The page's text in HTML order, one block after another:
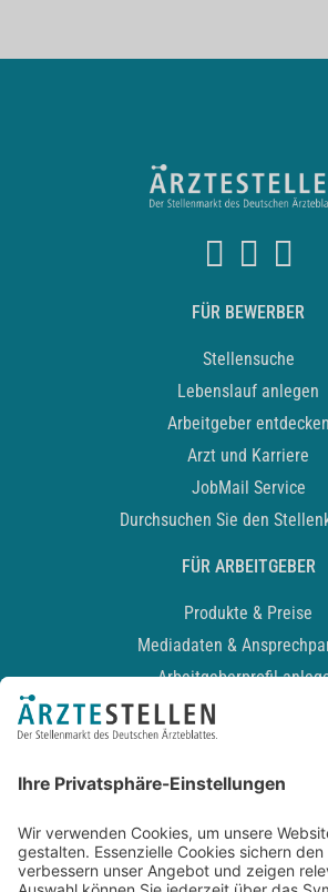
FÜR BEWERBER
Stellensuche
Lebenslauf anlegen
Arbeitgeber entdecken
Arzt und Karriere
JobMail Service
Durchsuchen Sie den
FÜR ARBEITGEBER
Produkte & Preise
Mediadaten &
Arbeitgeberprofil
Recruiting-Podcast
Kontakt
Datenschutz